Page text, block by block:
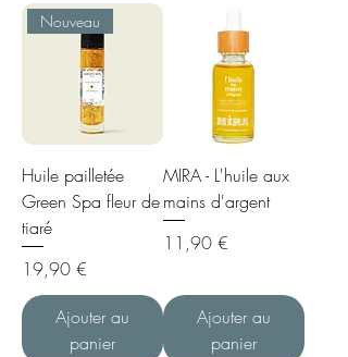
Nouveau
Huile pailletée
Green Spa fleur de
tiaré
Prix
19,90 €
Ajouter au
panier
MIRA - L'huile aux
mains d'argent
Prix
11,90 €
Ajouter au
panier